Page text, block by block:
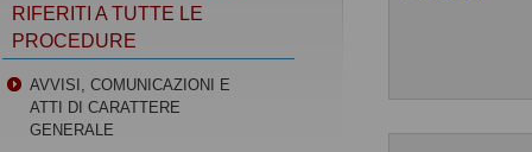
RIFERITI A TUTTE LE
PROCEDURE
AVVISI, COMUNICAZIONI E
ATTI DI CARATTERE
GENERALE